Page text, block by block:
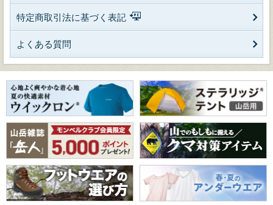
特定商取引法に基づく表記
よくある質問